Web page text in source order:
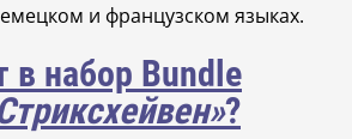
и французском языках.
в набор Bundle
?